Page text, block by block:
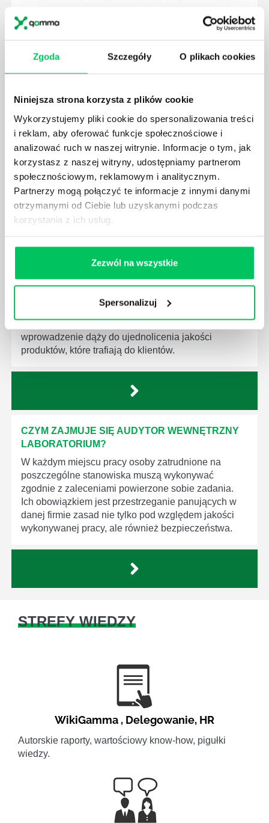
Zgoda Szczegóły O plikach cookies
Niniejsza strona korzysta z plików cookie
Wykorzystujemy pliki cookie do spersonalizowania treści
i reklam, aby oferować funkcje społecznościowe i
analizować ruch w naszej witrynie. Informacje o tym, jak
korzystasz z naszej witryny, udostępniamy partnerom
społecznościowym, reklamowym i analitycznym.
Partnerzy mogą połączyć te informacje z innymi danymi
otrzymanymi od Ciebie lub uzyskanymi podczas
korzystania z ich usług.
Zezwól na wszystkie
Spersonalizuj
KTO EGZEKWUJE PRAWO WODNE?
ustawodawstwie polskim. Na czym dokładniej ono
polega? Kogo w zasadzie obowiązuje? Jak wygląda
egzekwowanie prawa wodnego? Na te pytania
odpowiemy pokrótce poniżej.
GDZIE MOŻEMY ZAPOZNAĆ SIĘ Z
W związku z ogromnym rozwojem dzisiejszego
społeczeństwa wprowadzane jest coraz więcej reguł,
które mają za zadanie poprawić poszczególne
dziedziny gospodarki. Dzięki nim wszystkie firmy
będą zobowiązane przestrzegać zasad, których
wprowadzenie dąży do ujednolicenia jakości
produktów, które trafiają do klientów.
CZYM ZAJMUJE SIĘ AUDYTOR WEWNĘTRZNY
LABORATORIUM?
W każdym miejscu pracy osoby zatrudnione na
poszczególne stanowiska muszą wykonywać
zgodnie z zaleceniami powierzone sobie zadania.
Ich obowiązkiem jest przestrzeganie panujących w
danej firmie zasad nie tylko pod względem jakości
wykonywanej pracy, ale również bezpieczeństwa.
STREFY WIEDZY
WikiGamma , Delegowanie, HR
Autorskie raporty, wartościowy know-how, pigułki
wiedzy.